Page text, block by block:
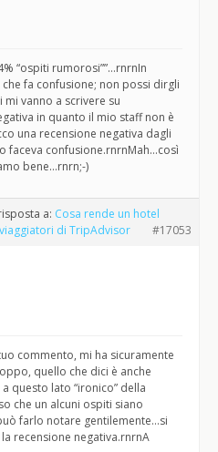
“ospiti rumorosi””…rnrnIn
fa confusione; non possi dirgli
vanno a scrivere su
in quanto il mio staff non è
una recensione negativa dagli
faceva confusione.rnrnMah…così
bene…rnrn;-)
a: Cosa rende un hotel
di TripAdvisor
#17053
commento, mi ha sicuramente
quello che dici è anche
questo lato “ironico” della
che un alcuni ospiti siano
farlo notare gentilemente…si
recensione negativa.rnrnA